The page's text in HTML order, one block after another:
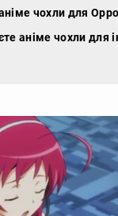
чохли для
аніме чохли для